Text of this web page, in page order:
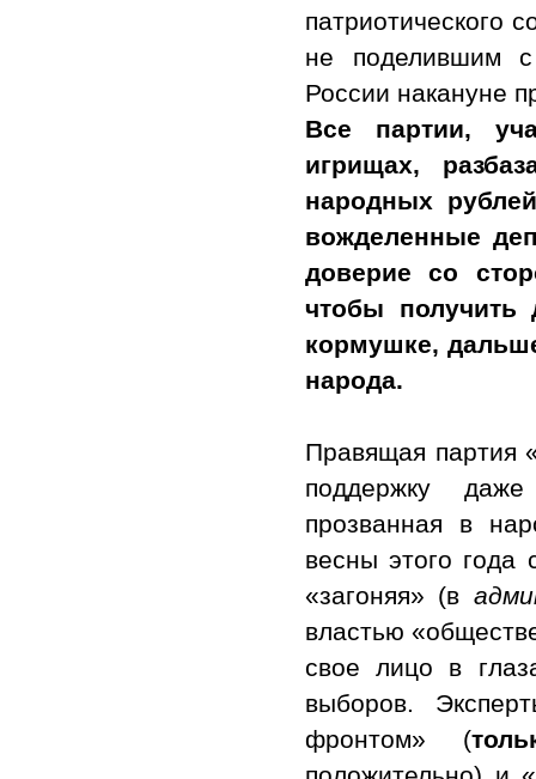
патриотического
не поделившим с
России накануне
Все партии,
игрищах,
народных
вожделенные
доверие со
чтобы получить
кормушке,
народа.
Правящая партия
поддержку
прозванная в
весны этого года
«загоняя» (в
властью
свое лицо в
выборов.
фронтом» (